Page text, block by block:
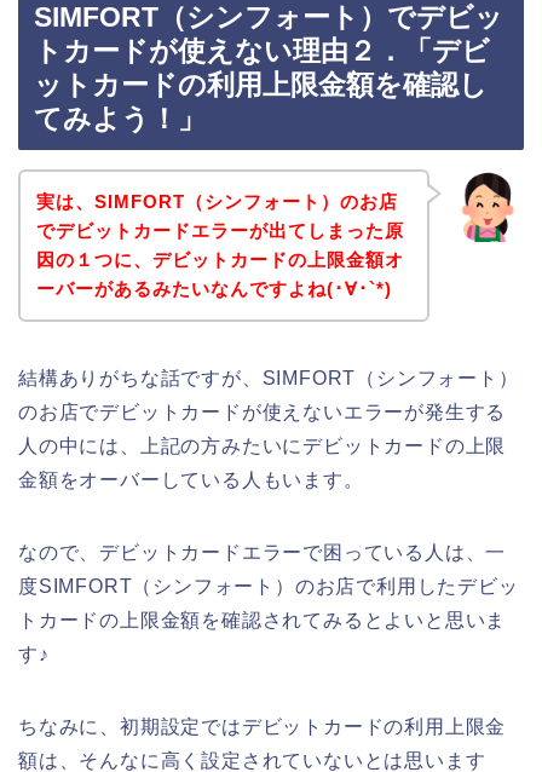
SIMFORT（シンフォート）でデビッ
トカードが使えない理由２．「デビ
ットカードの利用上限金額を確認し
てみよう！」
実は、SIMFORT（シンフォート）のお店
でデビットカードエラーが出てしまった原
因の１つに、デビットカードの上限金額オ
ーバーがあるみたいなんですよね(･∀･`*)
結構ありがちな話ですが、SIMFORT（シンフォート）
のお店でデビットカードが使えないエラーが発生する
人の中には、上記の方みたいにデビットカードの上限
金額をオーバーしている人もいます。
なので、デビットカードエラーで困っている人は、一
度SIMFORT（シンフォート）のお店で利用したデビッ
トカードの上限金額を確認されてみるとよいと思いま
す♪
ちなみに、初期設定ではデビットカードの利用上限金
額は、そんなに高く設定されていないとは思います